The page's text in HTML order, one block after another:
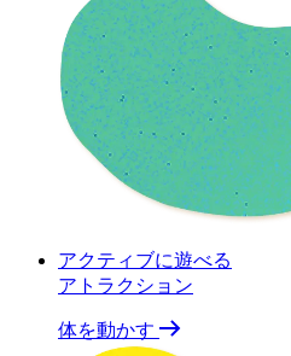
アクティブに遊べる
アトラクション
体を動かす